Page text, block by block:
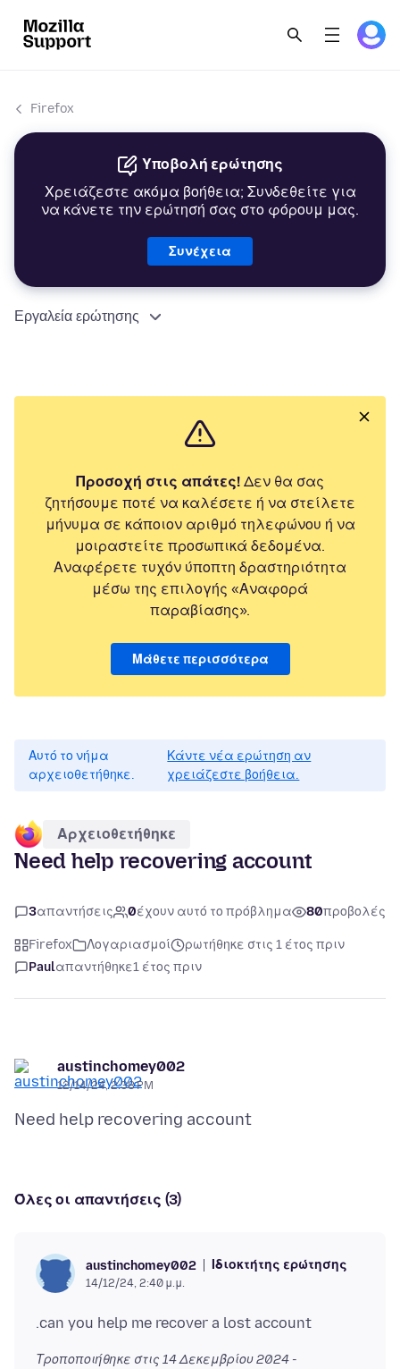
Firefox
Υποβολή ερώτησης
Χρειάζεστε ακόμα βοήθεια; Συνδεθείτε για
να κάνετε την ερώτησή σας στο φόρουμ μας.
Συνέχεια
Εργαλεία ερώτησης
Προσοχή στις απάτες! Δεν θα σας
ζητήσουμε ποτέ να καλέσετε ή να στείλετε
μήνυμα σε κάποιον αριθμό τηλεφώνου ή να
μοιραστείτε προσωπικά δεδομένα.
Αναφέρετε τυχόν ύποπτη δραστηριότητα
μέσω της επιλογής «Αναφορά
παραβίασης».
Μάθετε περισσότερα
Αυτό το νήμα
αρχειοθετήθηκε.
Κάντε νέα ερώτηση αν
χρειάζεστε βοήθεια.
Αρχειοθετήθηκε
Need help recovering account
3απαντήσεις 0έχουν αυτό το πρόβλημα 80προβολές
Firefox Λογαριασμοί
ρωτήθηκε στις 1 έτος πριν
Paulαπαντήθηκε1 έτος πριν
austinchomey002
12/14/24, 2:38 PM
Όλες οι απαντήσεις (3)
austinchomey002 Ιδιοκτήτης ερώτησης
14/12/24, 2:40 μ.μ.
Τροποποιήθηκε στις 14 Δεκεμβρίου 2024 -